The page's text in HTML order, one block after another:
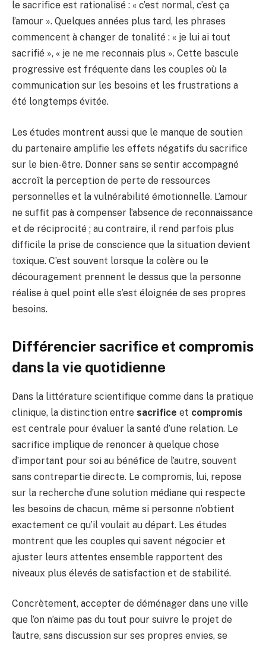
le sacrifice est rationalisé : « c’est normal, c’est ça
l’amour ». Quelques années plus tard, les phrases
commencent à changer de tonalité : « je lui ai tout
sacrifié », « je ne me reconnais plus ». Cette bascule
progressive est fréquente dans les couples où la
communication sur les besoins et les frustrations a
été longtemps évitée.
Les études montrent aussi que le manque de soutien
du partenaire amplifie les effets négatifs du sacrifice
sur le bien-être. Donner sans se sentir accompagné
accroît la perception de perte de ressources
personnelles et la vulnérabilité émotionnelle. L’amour
ne suffit pas à compenser l’absence de reconnaissance
et de réciprocité ; au contraire, il rend parfois plus
difficile la prise de conscience que la situation devient
toxique. C’est souvent lorsque la colère ou le
découragement prennent le dessus que la personne
réalise à quel point elle s’est éloignée de ses propres
besoins.
Différencier sacrifice et compromis
dans la vie quotidienne
Dans la littérature scientifique comme dans la pratique
clinique, la distinction entre sacrifice et compromis
est centrale pour évaluer la santé d’une relation. Le
sacrifice implique de renoncer à quelque chose
d’important pour soi au bénéfice de l’autre, souvent
sans contrepartie directe. Le compromis, lui, repose
sur la recherche d’une solution médiane qui respecte
les besoins de chacun, même si personne n’obtient
exactement ce qu’il voulait au départ. Les études
montrent que les couples qui savent négocier et
ajuster leurs attentes ensemble rapportent des
niveaux plus élevés de satisfaction et de stabilité.
Concrètement, accepter de déménager dans une ville
que l’on n’aime pas du tout pour suivre le projet de
l’autre, sans discussion sur ses propres envies, se